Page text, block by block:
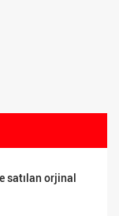
satılan orjinal